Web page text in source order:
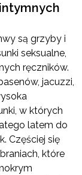
są grzyby i
seksualne,
ręczników.
jacuzzi,
w których
latem do
Częściej się
które